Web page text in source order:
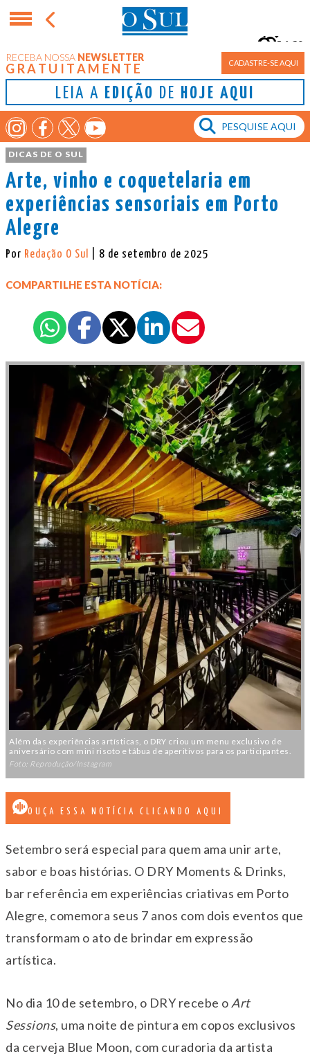
RECEBA NOSSA NEWSLETTER
GRATUITAMENTE CADASTRE-SE AQUI
LEIA A EDIÇÃO DE HOJE AQUI
Porto Alegre
16°
DICAS DE O SUL
Arte, vinho e coquetelaria em
experiências sensoriais em Porto
Alegre
Por Redação O Sul | 8 de setembro de 2025
COMPARTILHE ESTA NOTÍCIA:
Além das experiências artísticas, o DRY criou um menu exclusivo de
aniversário com mini risoto e tábua de aperitivos para os participantes.
Foto: Reprodução/Instagram
OUÇA ESSA NOTÍCIA CLICANDO AQUI
Setembro será especial para quem ama unir arte,
sabor e boas histórias. O DRY Moments & Drinks,
bar referência em experiências criativas em Porto
Alegre, comemora seus 7 anos com dois eventos que
transformam o ato de brindar em expressão
artística.
No dia 10 de setembro, o DRY recebe o Art
Sessions, uma noite de pintura em copos exclusivos
da cerveja Blue Moon, com curadoria da artista